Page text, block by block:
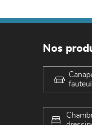
Nos